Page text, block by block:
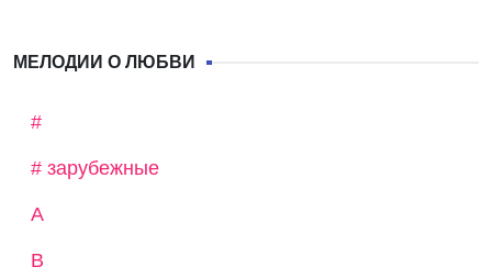
МЕЛОДИИ О ЛЮБВИ
#
# зарубежные
A
B